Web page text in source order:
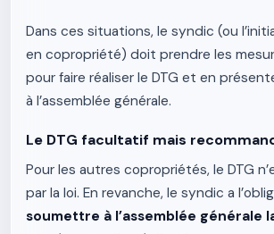
Dans ces situations, le syndic (ou
en copropriété) doit prendre les
pour faire réaliser le DTG et en
à l’assemblée générale.
Le DTG facultatif mais
Pour les autres copropriétés, le DTG
par la loi. En revanche, le syndic a
soumettre à l’assemblée générale